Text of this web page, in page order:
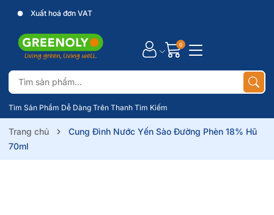
Xuất hoá đơn VAT
Tìm Sản Phẩm Dễ Dàng Trên Thanh Tìm Kiếm
0
Trang chủ
Cung Đình Nước Yến Sào Đường Phèn 18% Hũ
70ml